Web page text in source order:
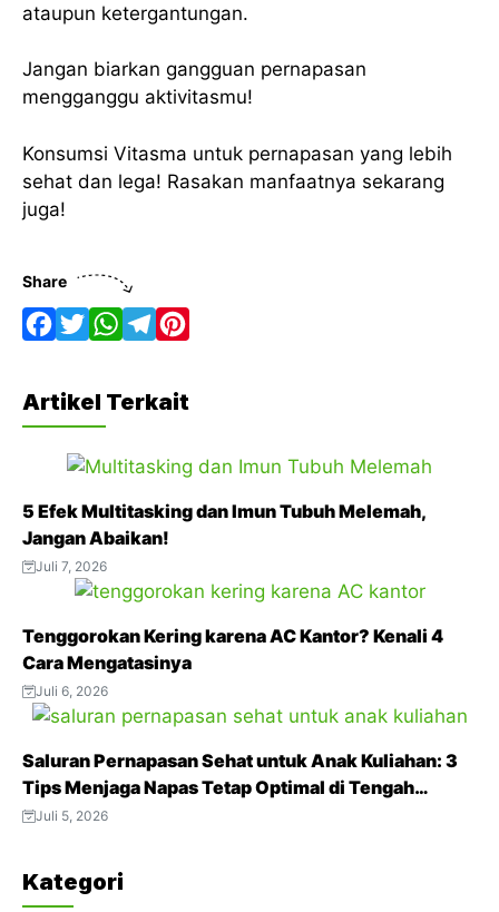
ataupun ketergantungan.
Jangan biarkan gangguan pernapasan
mengganggu aktivitasmu!
Konsumsi Vitasma untuk pernapasan yang lebih
sehat dan lega! Rasakan manfaatnya sekarang
juga!
Share
a
c
o
o
w
i
e
r
h
a
t
A
p
p
e
r
m
t
r
s
Artikel Terkait
5 Efek Multitasking dan Imun Tubuh Melemah,
Jangan Abaikan!
Juli 7, 2026
Tenggorokan Kering karena AC Kantor? Kenali 4
Cara Mengatasinya
Juli 6, 2026
Saluran Pernapasan Sehat untuk Anak Kuliahan: 3
Tips Menjaga Napas Tetap Optimal di Tengah
Aktivitas Padat
Juli 5, 2026
Kategori